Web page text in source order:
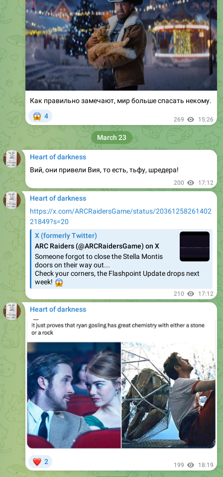
Как правильно замечают, мир больше спасать некому.
4 269 15:26
Heart of darkness
Вий, они привели Вия, то есть, тьфу, шредера!
200 17:12
March 23
Heart of darkness
https://x.com/ARCRaidersGame/status/20361258261402
21849?s=20
X (formerly Twitter)
ARC Raiders (@ARCRaidersGame) on X
Someone forgot to close the Stella Montis
doors on their way out...
Check your corners, the Flashpoint Update drops next
week!
210 17:12
Heart of darkness
2 199 18:19